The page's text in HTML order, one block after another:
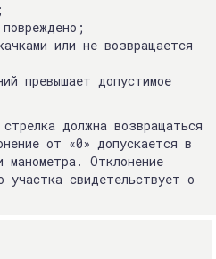
или не возвращается
превышает допустимое
должна возвращаться
от «0» допускается в
манометра. Отклонение
участка свидетельствует о